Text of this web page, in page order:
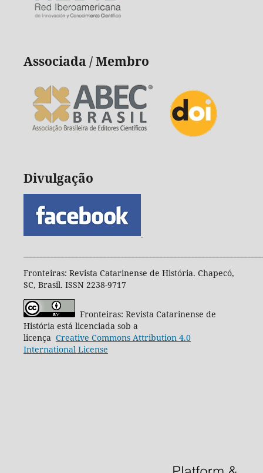
Associada / Membro
Divulgação
Fronteiras: Revista Catarinense de História. Chapecó,
SC, Brasil. ISSN 2238-9717
Fronteiras: Revista Catarinense de
História está licenciada sob a
licença Creative CommonsAttribution 4.0
International License